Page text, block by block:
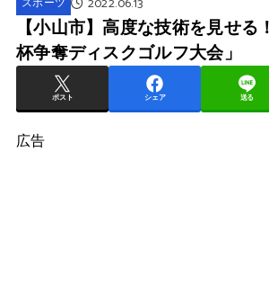
スポーツ
【小山市】高度な技術を見せる
杯争奪ディスクゴルフ大会」
ポスト シェア 送る
広告